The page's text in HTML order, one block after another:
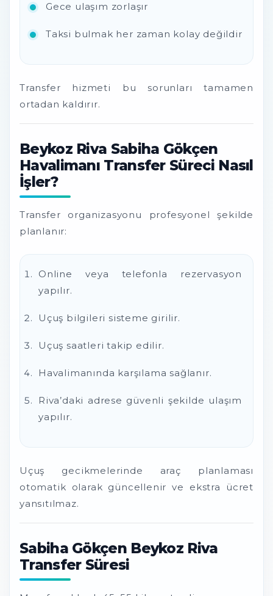
Gece ulaşım zorlaşır
Taksi bulmak her zaman kolay değildir
Transfer hizmeti bu sorunları tamamen
ortadan kaldırır.
Beykoz Riva Sabiha Gökçen
Havalimanı Transfer Süreci Nasıl
İşler?
Transfer organizasyonu profesyonel şekilde
planlanır:
Online veya telefonla rezervasyon
yapılır.
Uçuş bilgileri sisteme girilir.
Uçuş saatleri takip edilir.
Havalimanında karşılama sağlanır.
Riva’daki adrese güvenli şekilde ulaşım
yapılır.
Uçuş gecikmelerinde araç planlaması
otomatik olarak güncellenir ve ekstra ücret
yansıtılmaz.
Sabiha Gökçen Beykoz Riva
Transfer Süresi